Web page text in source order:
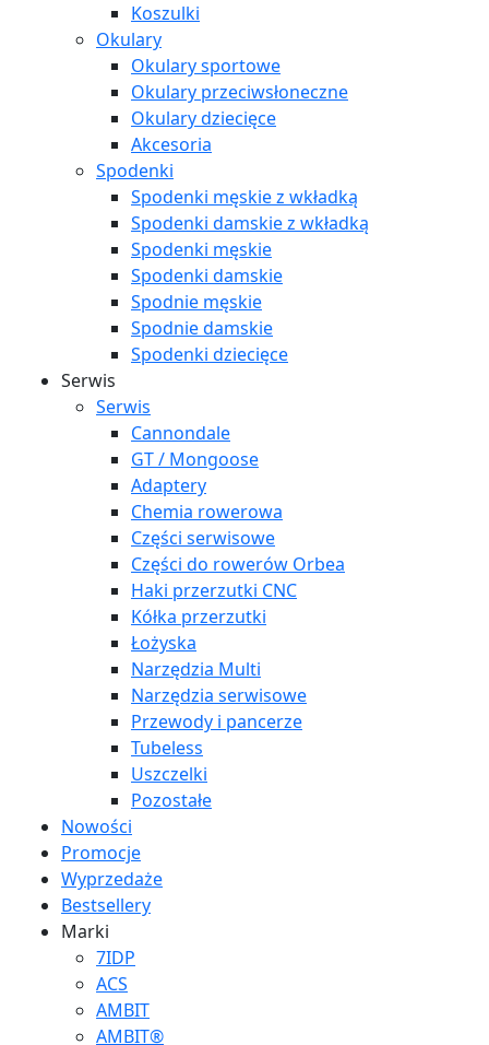
Koszulki
Okulary
Okulary sportowe
Okulary przeciwsłoneczne
Okulary dziecięce
Akcesoria
Spodenki
Spodenki męskie z wkładką
Spodenki damskie z wkładką
Spodenki męskie
Spodenki damskie
Spodnie męskie
Spodnie damskie
Spodenki dziecięce
Serwis
Serwis
Cannondale
GT / Mongoose
Adaptery
Chemia rowerowa
Części serwisowe
Części do rowerów Orbea
Haki przerzutki CNC
Kółka przerzutki
Łożyska
Narzędzia Multi
Narzędzia serwisowe
Przewody i pancerze
Tubeless
Uszczelki
Pozostałe
Nowości
Promocje
Wyprzedaże
Bestsellery
Marki
7IDP
ACS
AMBIT
AMBIT®